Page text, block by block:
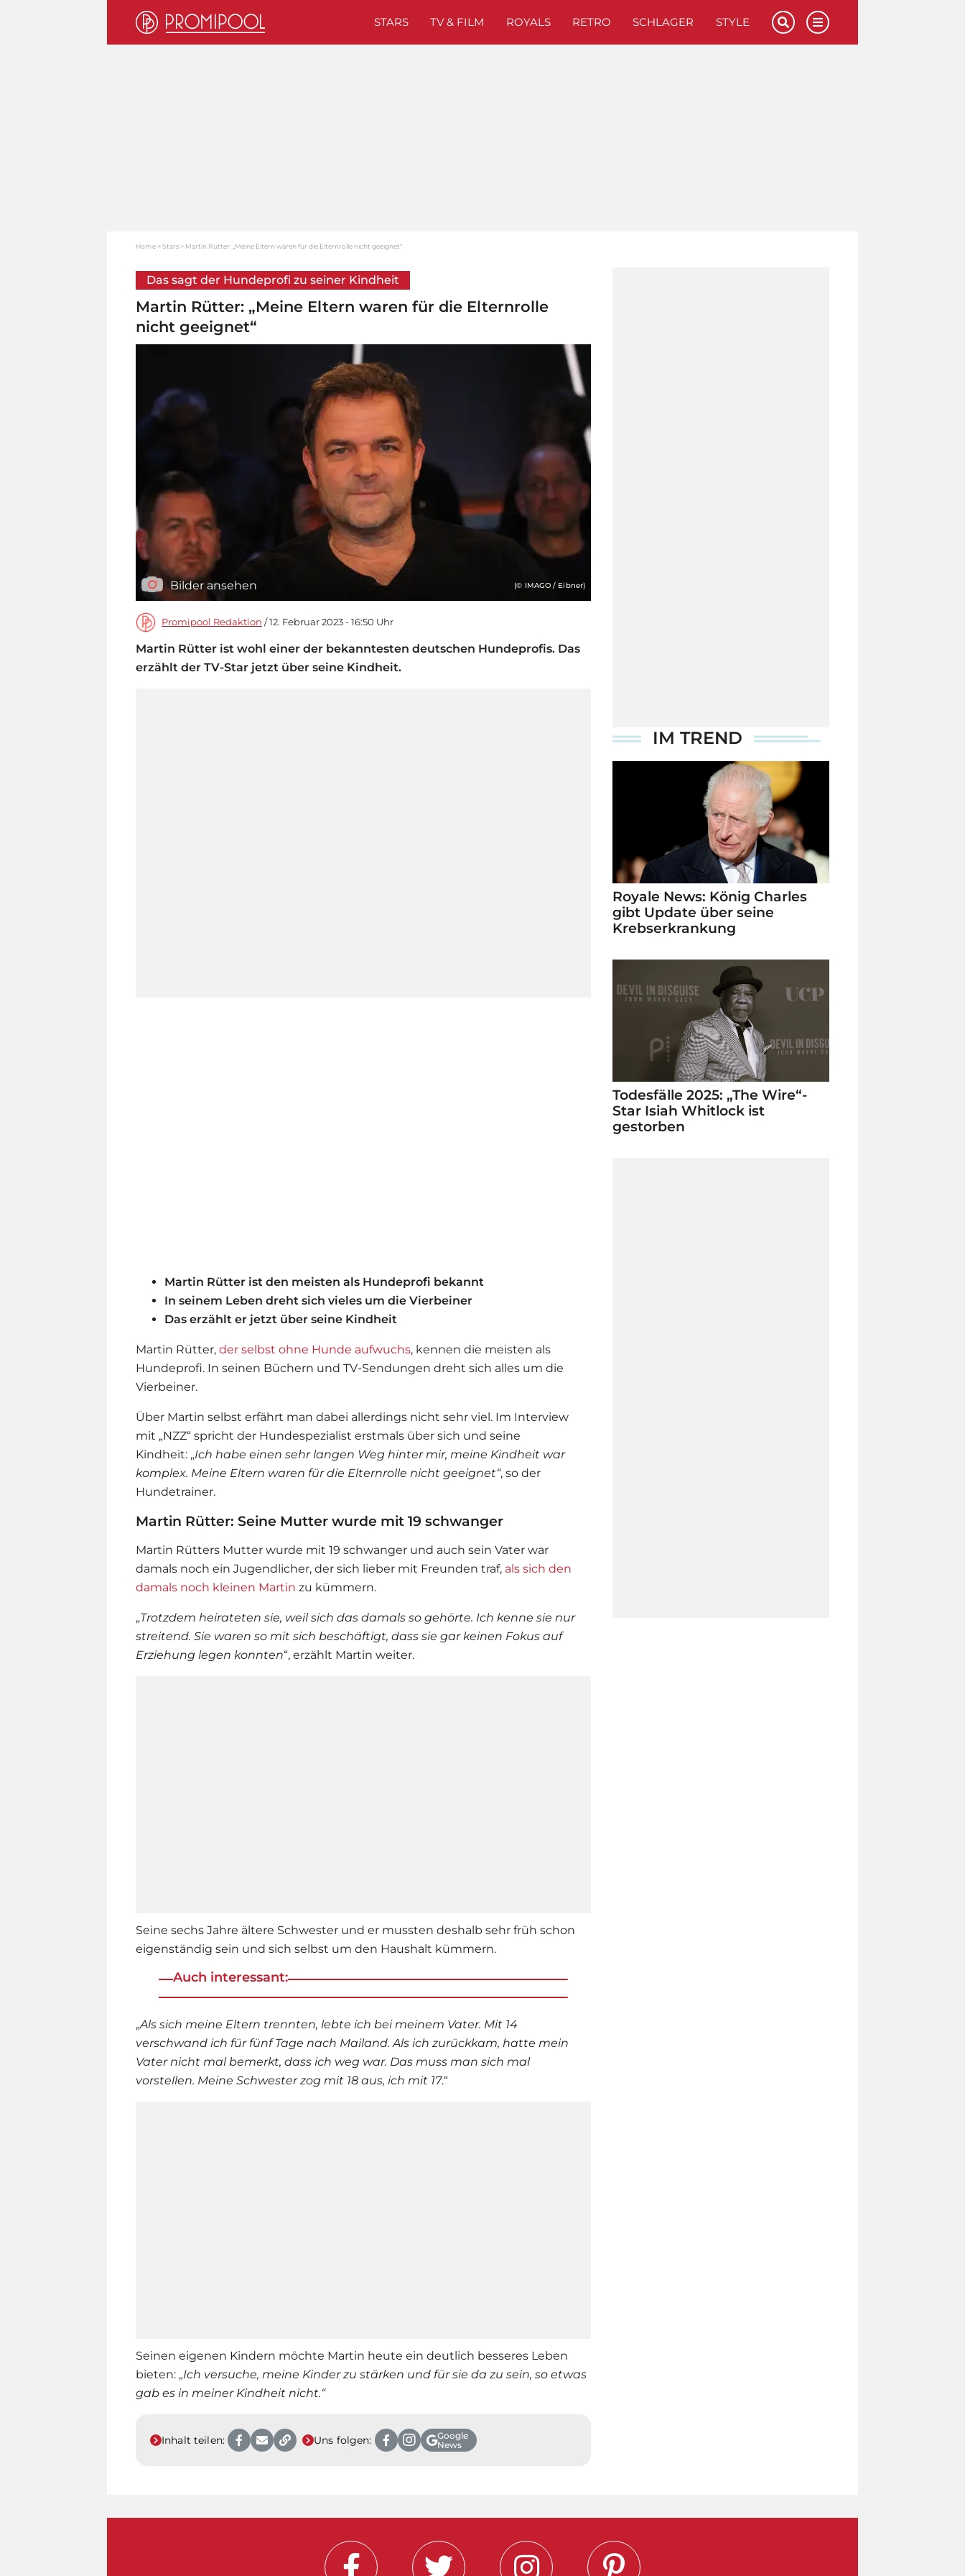
STARS TV & FILM ROYALS RETRO SCHLAGER STYLE
Home Stars Martin Rütter: „Meine Eltern waren für die Elternrolle nicht geeignet“
Das sagt der Hundeprofi zu seiner Kindheit
Martin Rütter: „Meine Eltern waren für die Elternrolle
nicht geeignet“
Bilder ansehen (© IMAGO / Eibner)
Promipool Redaktion / 12. Februar 2023 - 16:50 Uhr
Martin Rütter ist wohl einer der bekanntesten deutschen Hundeprofis. Das
erzählt der TV-Star jetzt über seine Kindheit.
Martin Rütter ist den meisten als Hundeprofi bekannt
In seinem Leben dreht sich vieles um die Vierbeiner
Das erzählt er jetzt über seine Kindheit
Martin Rütter, der selbst ohne Hunde aufwuchs, kennen die meisten als
Hundeprofi. In seinen Büchern und TV-Sendungen dreht sich alles um die
Vierbeiner.
Über Martin selbst erfährt man dabei allerdings nicht sehr viel. Im Interview
mit „NZZ“ spricht der Hundespezialist erstmals über sich und seine
Kindheit: „Ich habe einen sehr langen Weg hinter mir, meine Kindheit war
komplex. Meine Eltern waren für die Elternrolle nicht geeignet“, so der
Hundetrainer.
Martin Rütter: Seine Mutter wurde mit 19 schwanger
Martin Rütters Mutter wurde mit 19 schwanger und auch sein Vater war
damals noch ein Jugendlicher, der sich lieber mit Freunden traf, als sich den
damals noch kleinen Martin zu kümmern.
„Trotzdem heirateten sie, weil sich das damals so gehörte. Ich kenne sie nur
streitend. Sie waren so mit sich beschäftigt, dass sie gar keinen Fokus auf
Erziehung legen konnten“, erzählt Martin weiter.
Seine sechs Jahre ältere Schwester und er mussten deshalb sehr früh schon
eigenständig sein und sich selbst um den Haushalt kümmern.
Auch interessant:
„Als sich meine Eltern trennten, lebte ich bei meinem Vater. Mit 14
verschwand ich für fünf Tage nach Mailand.Als ich zurückkam, hatte mein
Vater nicht mal bemerkt, dass ich weg war. Das muss man sich mal
vorstellen. Meine Schwester zog mit 18 aus, ich mit 17.“
Seinen eigenen Kindern möchte Martin heute ein deutlich besseres Leben
bieten: „Ich versuche, meine Kinder zu stärken und für sie da zu sein, so etwas
gab es in meiner Kindheit nicht.“
Inhalt teilen: Uns folgen:
Google
News
IM TREND
Royale News: König Charles
gibt Update über seine
Krebserkrankung
Todesfälle 2025: „The Wire“-
Star Isiah Whitlock ist
gestorben